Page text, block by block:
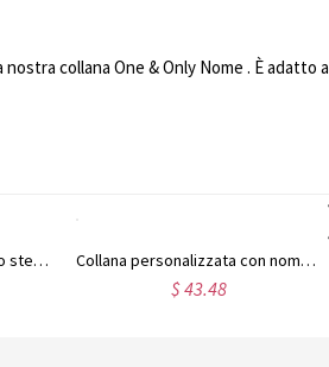
collana One & Only Nome . È adatto a
Collana con nome in argento sterling con caratteri contemporanei Collana personalizzata con nome Carrie placcata in oro 18 carati
$ 43.48